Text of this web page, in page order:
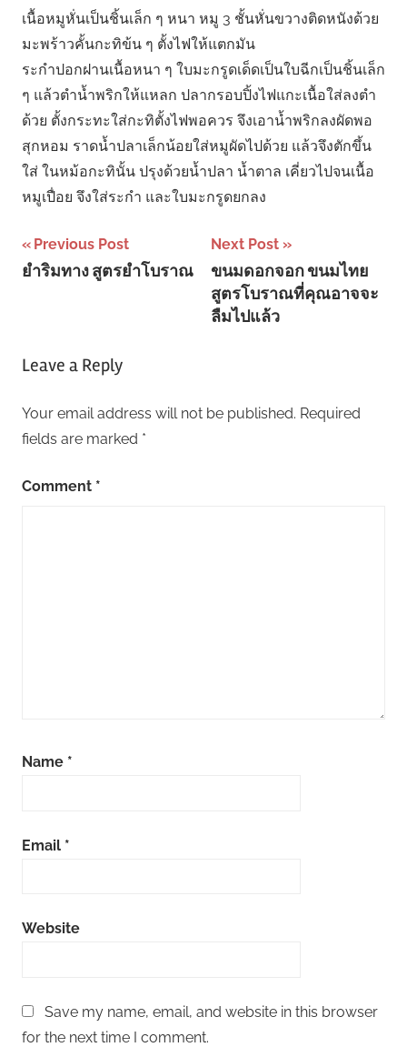
เนื้อหมูหั่นเป็นชิ้นเล็ก ๆ หนา หมู 3 ชั้นหั่นขวางติดหนังด้วย
มะพร้าวคั้นกะทิข้น ๆ ตั้งไฟให้แตกมัน
ระกําปอกฝานเนื้อหนา ๆ ใบมะกรูดเด็ดเป็นใบฉีกเป็นชิ้นเล็ก
ๆ แล้วตําน้ำพริกให้แหลก ปลากรอบปิ้งไฟแกะเนื้อใส่ลงตํา
ด้วย ตั้งกระทะใส่กะทิตั้งไฟพอควร จึงเอาน้ำพริกลงผัดพอ
สุกหอม ราดน้ำปลาเล็กน้อยใส่หมูผัดไปด้วย แล้วจึงตักขึ้น
ใส่ ในหม้อกะทินั้น ปรุงด้วยน้ำปลา น้ำตาล เคี่ยวไปจนเนื้อ
หมูเปื่อย จึงใส่ระกํา และใบมะกรูดยกลง
Post
navigation
Previous Post
ยำริมทาง สูตรยำโบราณ
Next Post
ขนมดอกจอก ขนมไทย
สูตรโบราณที่คุณอาจจะ
ลืมไปแล้ว
Leave a Reply
Your email address will not be published. Required
fields are marked *
Comment *
Name *
Email *
Website
Save my name, email, and website in this browser
for the next time I comment.